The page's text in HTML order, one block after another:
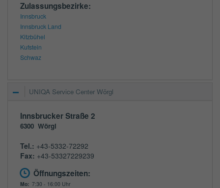
Zulassungsbezirke:
Innsbruck
Innsbruck Land
Kitzbühel
Kufstein
Schwaz
UNIQA Service Center Wörgl
Innsbrucker Straße 2
6300 Wörgl
Tel.: +43-5332-72292
Fax: +43-53327229239
Öffnungszeiten:
Mo: 7:30 - 16:00 Uhr